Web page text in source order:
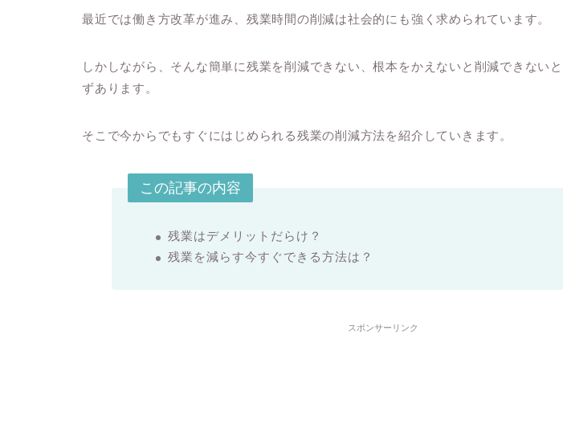
最近では働き方改革が進み、残業時間の削減は社会的にも強く求められています。
しかしながら、そんな簡単に残業を削減できない、根本をかえないと削減できない
ずあります。
そこで今からでもすぐにはじめられる残業の削減方法を紹介していきます。
この記事の内容
残業はデメリットだらけ？
残業を減らす今すぐできる方法は？
スポンサーリンク